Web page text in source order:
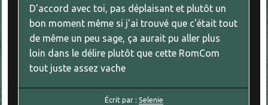
D'accord avec toi, pas déplaisant et plutôt un
bon moment même si j'ai trouvé que c'était tout
de même un peu sage, ça aurait pu aller plus
loin dans le délire plutôt que cette RomCom
tout juste assez vache
Écrit par : Selenie